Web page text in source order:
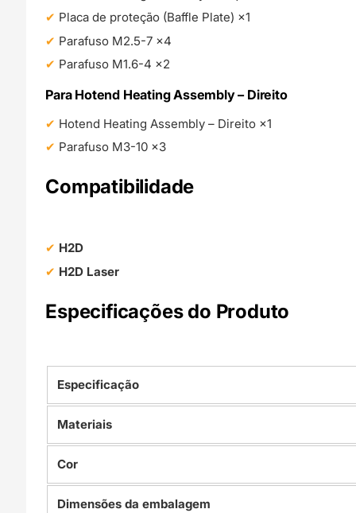
Placa de proteção (Baffle Plate) ×1
Parafuso M2.5-7 ×4
Parafuso M1.6-4 ×2
Para Hotend Heating Assembly – Direito
Hotend Heating Assembly – Direito ×1
Parafuso M3-10 ×3
Compatibilidade
H2D
H2D Laser
Especificações do Produto
Especificação
Materiais
Cor
Dimensões da embalagem